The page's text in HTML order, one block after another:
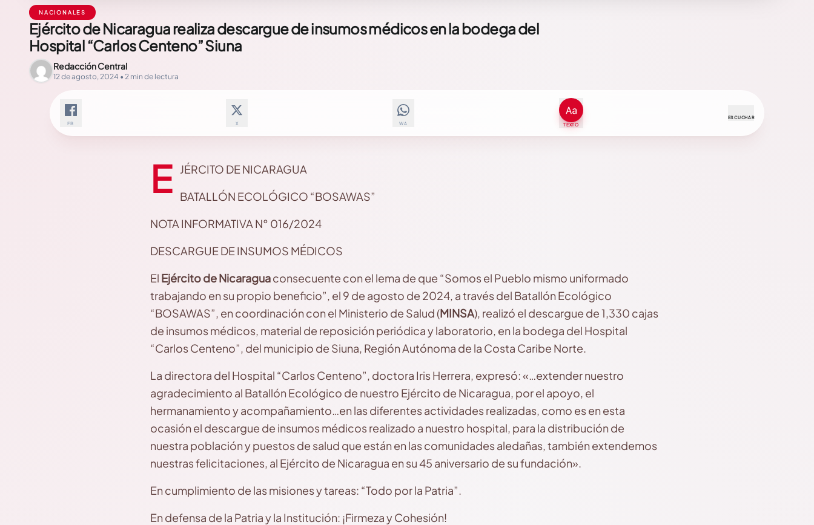
NACIONALES
Ejército de Nicaragua realiza descargue de insumos médicos en la bodega del
Hospital “Carlos Centeno” Siuna
Redacción Central
12 de agosto, 2024 • 2 min de lectura
FB X WA TEXTO
ESCUCHAR
E JÉRCITO DE NICARAGUA
BATALLÓN ECOLÓGICO “BOSAWAS”
NOTA INFORMATIVA N° 016/2024
DESCARGUE DE INSUMOS MÉDICOS
El Ejército de Nicaraguaconsecuente con el lema de que “Somos el Pueblo mismo uniformado
trabajando en su propio beneficio”, el 9 de agosto de 2024, a través del Batallón Ecológico
“BOSAWAS”, en coordinación con el Ministerio de Salud (MINSA), realizó el descargue de 1,330 cajas
de insumos médicos, material de reposición periódica y laboratorio, en la bodega del Hospital
“Carlos Centeno”, del municipio de Siuna, Región Autónoma de la Costa Caribe Norte.
La directora del Hospital “Carlos Centeno”, doctora Iris Herrera, expresó: «…extender nuestro
agradecimiento al Batallón Ecológico de nuestro Ejército de Nicaragua, por el apoyo, el
hermanamiento y acompañamiento…en las diferentes actividades realizadas, como es en esta
ocasión el descargue de insumos médicos realizado a nuestro hospital, para la distribución de
nuestra población y puestos de salud que están en las comunidades aledañas, también extendemos
nuestras felicitaciones, al Ejército de Nicaragua en su 45 aniversario de su fundación».
En cumplimiento de las misiones y tareas: “Todo por la Patria”.
En defensa de la Patria y la Institución: ¡Firmeza y Cohesión!